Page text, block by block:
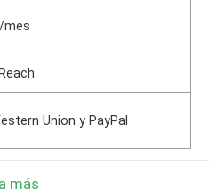
mes
Union y PayPal
más